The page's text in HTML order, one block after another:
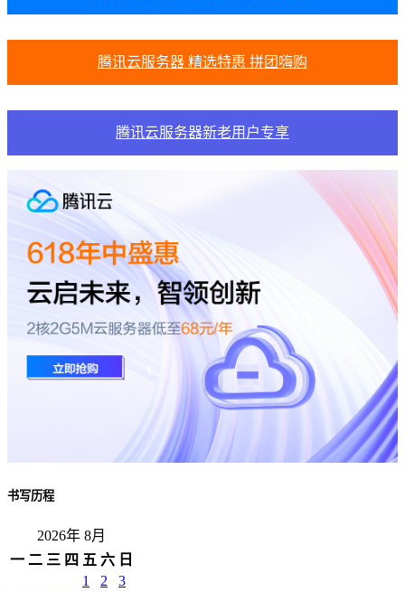
腾讯云服务器 精选特惠 拼团嗨购
腾讯云服务器新老用户专享
书写历程
2026年 8月
一 二 三 四 五 六 日
1
2
3